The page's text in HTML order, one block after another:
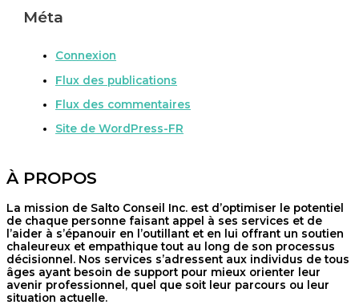
Méta
Connexion
Flux des publications
Flux des commentaires
Site de WordPress-FR
À PROPOS
La mission de Salto Conseil Inc. est d’optimiser le potentiel
de chaque personne faisant appel à ses services et de
l’aider à s’épanouir en l’outillant et en lui offrant un soutien
chaleureux et empathique tout au long de son processus
décisionnel. Nos services s’adressent aux individus de tous
âges ayant besoin de support pour mieux orienter leur
avenir professionnel, quel que soit leur parcours ou leur
situation actuelle.